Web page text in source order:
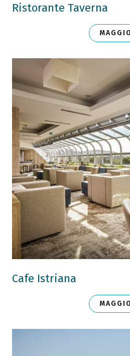
Ristorante Taverna
Cafe Istriana